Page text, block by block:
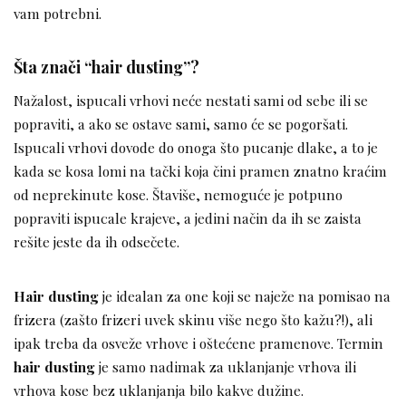
vam potrebni.
Šta znači “hair dusting”?
Nažalost, ispucali vrhovi neće nestati sami od sebe ili se
popraviti, a ako se ostave sami, samo će se pogoršati.
Ispucali vrhovi dovode do onoga što pucanje dlake, a to je
kada se kosa lomi na tački koja čini pramen znatno kraćim
od neprekinute kose. Štaviše, nemoguće je potpuno
popraviti ispucale krajeve, a jedini način da ih se zaista
rešite jeste da ih odsečete.
Hair dustingje idealan za one koji se naježe na pomisao na
frizera (zašto frizeri uvek skinu više nego što kažu?!), ali
ipak treba da osveže vrhove i oštećene pramenove. Termin
hair dustingje samo nadimak za uklanjanje vrhova ili
vrhova kose bez uklanjanja bilo kakve dužine.